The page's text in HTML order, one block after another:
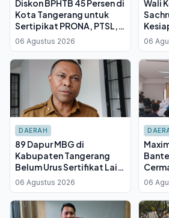
Diskon BPHTB 45 Persen di
Kota Tangerang untuk
Sertipikat PRONA, PTSL,
dan PTKL, Berlaku Hingga
31 Agustus 2026
06 Agustus 2026
Wali
06
DAERAH
89 Dapur MBG di
Kabupaten Tangerang
Belum Urus Sertifikat Laik
Higiene, Terancam Sanksi
Penutupan
06 Agustus 2026 06